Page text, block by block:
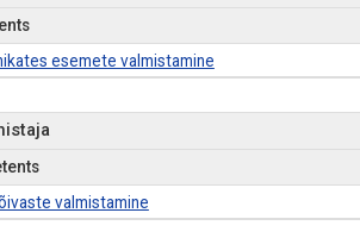
esemete valmistamine
valmistamine